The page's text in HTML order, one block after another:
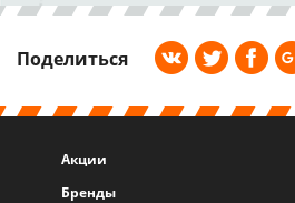
Поделиться
Акции
Бренды